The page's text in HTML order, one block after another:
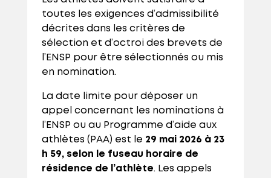
toutes les exigences d’admissibilité
décrites dans les critères de
sélection et d’octroi des brevets de
l’ENSP pour être sélectionnés ou mis
en nomination.
La date limite pour déposer un
appel concernant les nominations à
l’ENSP ou au Programme d’aide aux
athlètes (PAA) est le 29 mai 2026 à 23
h 59, selon le fuseau horaire de
résidence de l’athlète. Les appels